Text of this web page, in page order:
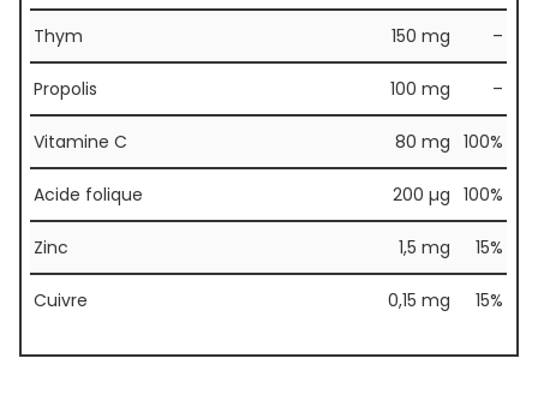
Thym 150 mg –
Propolis 100 mg –
Vitamine C 80 mg 100%
Acide folique 200 µg 100%
Zinc 1,5 mg 15%
Cuivre 0,15 mg 15%